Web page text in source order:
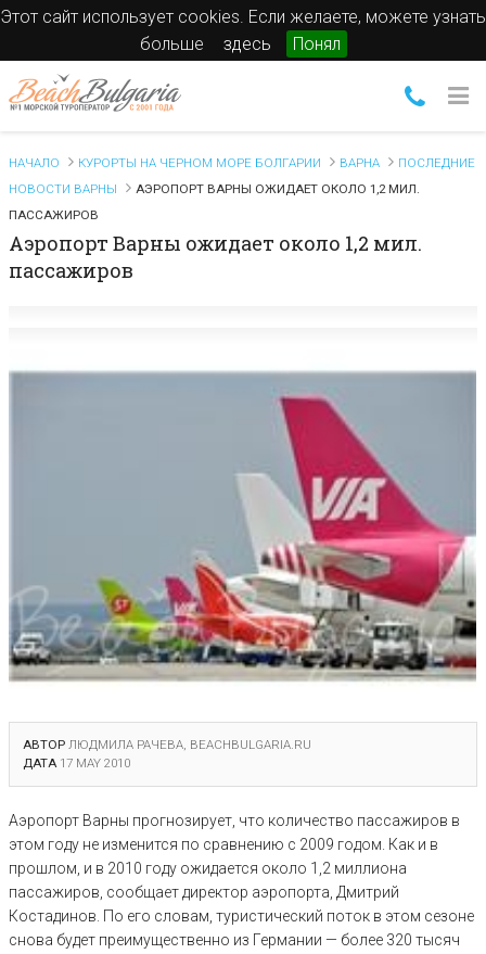
Этот сайт использует cookies. Если желаете, можете узнать
больше
здесь Понял
НАЧАЛО КУРОРТЫ НА ЧЕРНОМ МОРЕ БОЛГАРИИ ВАРНА
ПОСЛЕДНИЕ
НОВОСТИ ВАРНЫ
АЭРОПОРТ ВАРНЫ ОЖИДАЕТ ОКОЛО 1,2 МИЛ.
ПАССАЖИРОВ
Аэропорт Варны ожидает около 1,2 мил.
пассажиров
АВТОР ЛЮДМИЛА РАЧЕВА, BEACHBULGARIA.RU
ДАТА17 MAY 2010
Аэропорт Варны прогнозирует, что количество пассажиров в
этом году не изменится по сравнению с 2009 годом. Как и в
прошлом, и в 2010 году ожидается около 1,2 миллиона
пассажиров, сообщает директор аэропорта, Дмитрий
Костадинов. По его словам, туристический поток в этом сезоне
снова будет преимущественно из Германии — более 320 тысяч